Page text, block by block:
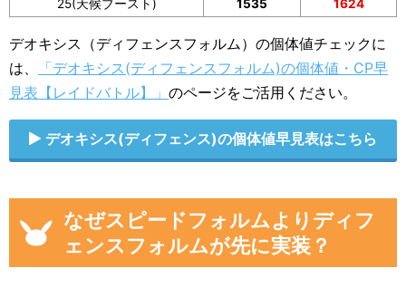
25(天候ブースト)
1535 1624
デオキシス（ディフェンスフォルム）の個体値チェックに
は、
「デオキシス(ディフェンスフォルム)の個体値・CP早
見表【レイドバトル】」 のページをご活用ください。
デオキシス(ディフェンス)の個体値早見表はこちら
なぜスピードフォルムよりディフ
ェンスフォルムが先に実装？